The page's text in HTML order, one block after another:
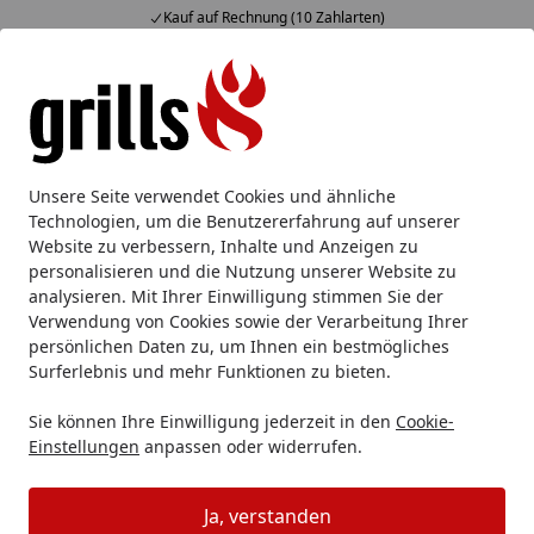
Unsere Seite verwendet Cookies und ähnliche
Technologien, um die Benutzererfahrung auf unserer
Website zu verbessern, Inhalte und Anzeigen zu
personalisieren und die Nutzung unserer Website zu
analysieren. Mit Ihrer Einwilligung stimmen Sie der
Verwendung von Cookies sowie der Verarbeitung Ihrer
persönlichen Daten zu, um Ihnen ein bestmögliches
Surferlebnis und mehr Funktionen zu bieten.
Sie können Ihre Einwilligung jederzeit in den Cookie-
Einstellungen anpassen oder widerrufen.
Ja, verstanden
Kauf auf Rechnung (10 Zahlarten)
Alle Produkte
Mein Konto
Suchen
Startseite
Grillzubehör Grillbesteck Grillzangen & Grillpinzetten
WMF Große Grillzange 44 cm